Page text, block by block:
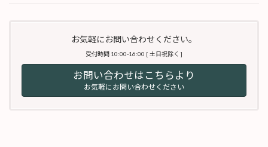
お気軽にお問い合わせください。
受付時間 10:00-16:00 [ 土日祝除く ]
お問い合わせはこちらより
お気軽にお問い合わせください